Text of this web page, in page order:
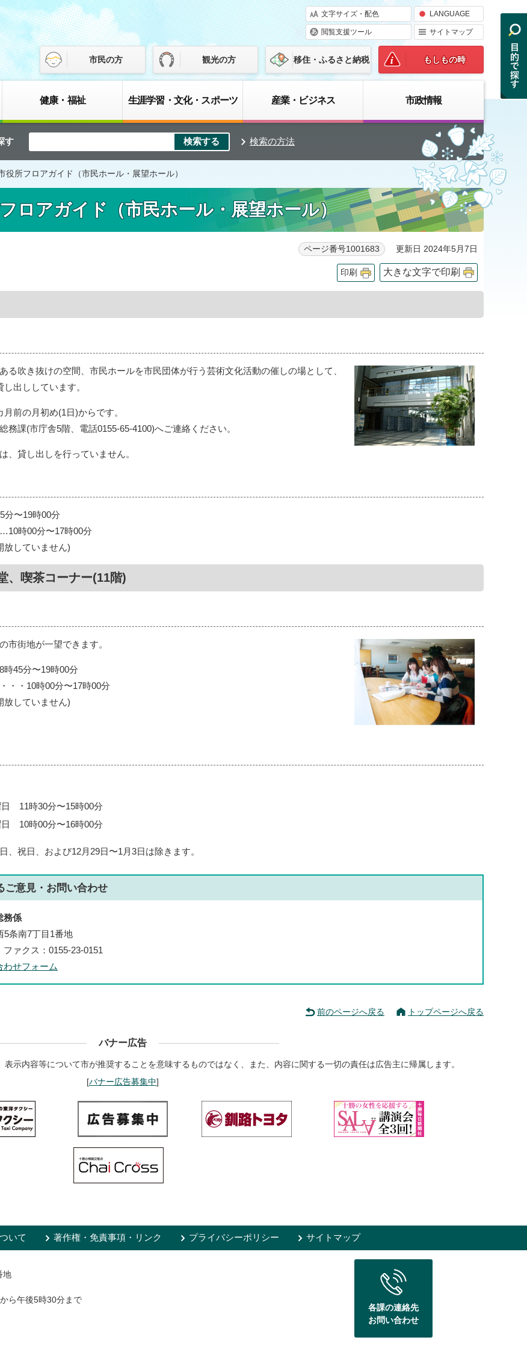
文字サイズ・配色 LANGUAGE
閲覧支援ツール サイトマップ
市民の方 観光の方 移住・ふるさと納税 もしもの時
健康・福祉 生涯学習・文化・スポーツ 産業・ビジネス 市政情報
す 検索の方法
役所フロアガイド（市民ホール・展望ホール）
ロアガイド（市民ホール・展望ホール）
ページ番号1001683 更新日 2024年5月7日
印刷 大きな文字で印刷
る吹き抜けの空間、市民ホールを市民団体が行う芸術文化活動の催しの場として、
出ししています。
前の月初め(1日)からです。
務課(市庁舎5階、電話0155-65-4100)へご連絡ください。
、貸し出しを行っていません。
分〜19時00分
時00分〜17時00分
放していません)
、喫茶コーナー(11階)
市街地が一望できます。
時45分〜19時00分
・・10時00分〜17時00分
放していません)
11時30分〜15時00分
10時00分〜16時00分
、祝日、および12月29日〜1月3日は除きます。
ご意見・お問い合わせ
務係
条南7丁目1番地
ァクス：0155-23-0151
わせフォーム
前のページへ戻る トップページへ戻る
バナー広告
示内容等について市が推奨することを意味するものではなく、また、内容に関する一切の責任は広告主に帰属します。
[バナー広告募集中]
いて 著作権・免責事項・リンク プライバシーポリシー サイトマップ
地
ら午後5時30分まで
各課の連絡先
お問い合わせ